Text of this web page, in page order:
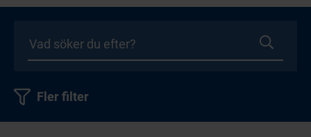
Fler filter